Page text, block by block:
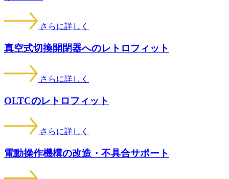
さらに詳しく
真空式切換開閉器へのレトロフィット
さらに詳しく
OLTCのレトロフィット
さらに詳しく
電動操作機構の改造・不具合サポート